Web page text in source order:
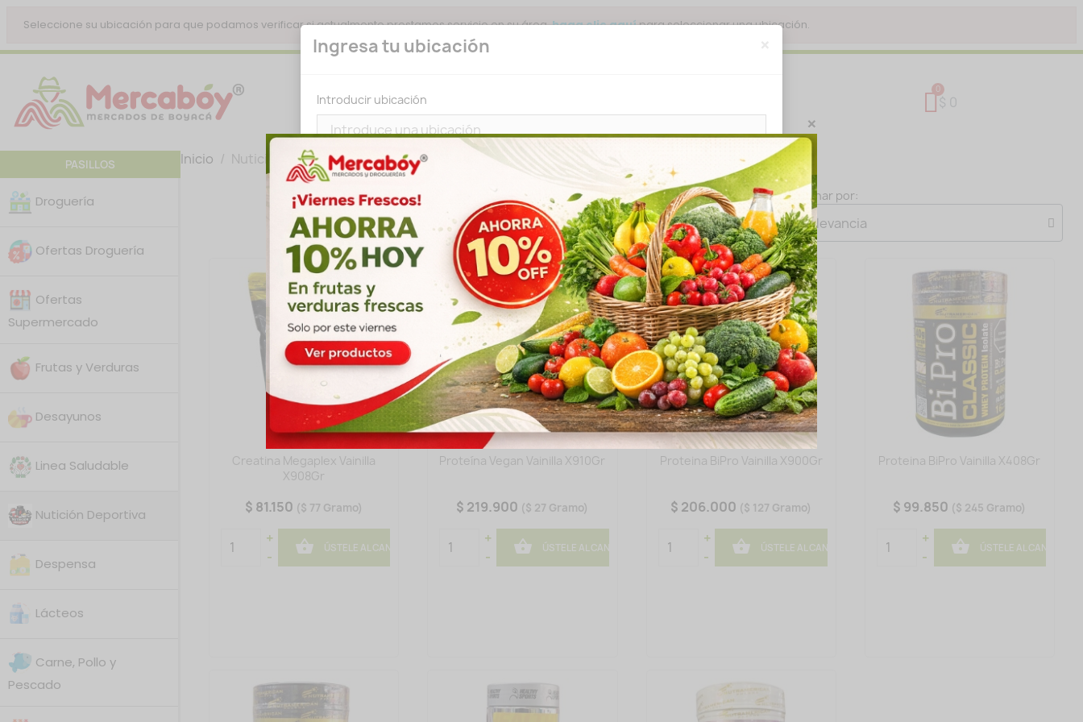
Seleccione su ubicación para que podamos verificar si actualmente prestamos servicio en su área.haga clic aquípara seleccionar una ubicación.
Ingresa tu ubicación
Introducir ubicación
No volver a mostrar esta ventana emergente IR A LA TIENDA
$ 0
PASILLOS
Droguería
Ofertas Droguería
Ofertas
Supermercado
Frutas y Verduras
Desayunos
Linea Saludable
Nutición Deportiva
Despensa
Lácteos
Carne, Pollo y
Pescado
Inicio Nutición Deportiva
Ordenar por:
Creatina Megaplex Vainilla
X908Gr
$ 81.150 ($ 77 Gramo)
+
-
 ÚSTELE AL CANASTO
Proteína Vegan Vainilla X910Gr
$ 219.900 ($ 27 Gramo)
+
-
 ÚSTELE AL CANASTO
Proteina BiPro Vainilla X900Gr
$ 206.000 ($ 127 Gramo)
+
-
 ÚSTELE AL CANASTO
Proteina BiPro Vainilla X408Gr
$ 99.850 ($ 245 Gramo)
+
-
 ÚSTELE AL CANASTO
×